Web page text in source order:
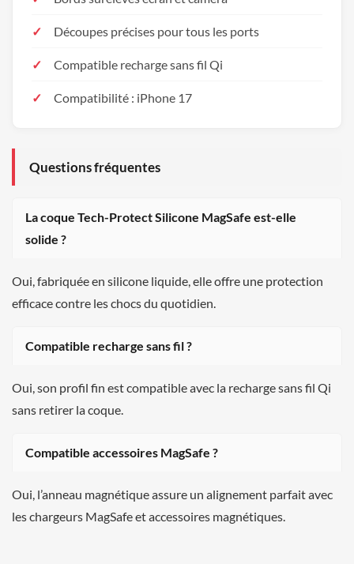
Découpes précises pour tous les ports
Compatible recharge sans fil Qi
Compatibilité : iPhone 17
Questions fréquentes
La coque Tech-Protect Silicone MagSafe est-elle
solide ?
Oui, fabriquée en silicone liquide, elle offre une protection
efficace contre les chocs du quotidien.
Compatible recharge sans fil ?
Oui, son profil fin est compatible avec la recharge sans fil Qi
sans retirer la coque.
Compatible accessoires MagSafe ?
Oui, l’anneau magnétique assure un alignement parfait avec
les chargeurs MagSafe et accessoires magnétiques.